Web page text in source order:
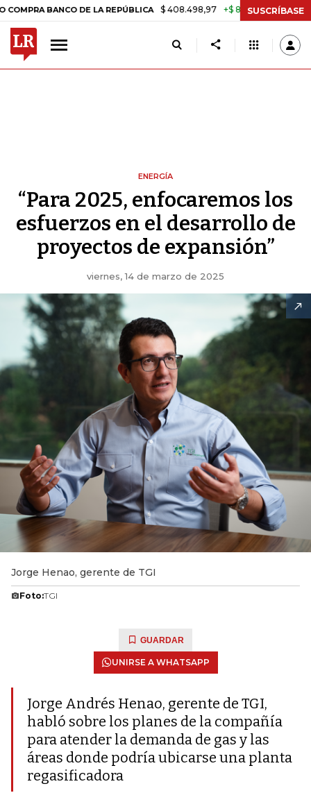
DE LA REPÚBLICA $ 408.498,97 +$ 8.753,81 +2,19% TASA DE
SUSCRÍBASE
ENERGÍA
“Para 2025, enfocaremos los
esfuerzos en el desarrollo de
proyectos de expansión”
viernes, 14 de marzo de 2025
Jorge Henao, gerente de TGI
Foto:TGI
GUARDAR
UNIRSE A WHATSAPP
Jorge Andrés Henao, gerente de TGI,
habló sobre los planes de la compañía
para atender la demanda de gas y las
áreas donde podría ubicarse una planta
regasificadora